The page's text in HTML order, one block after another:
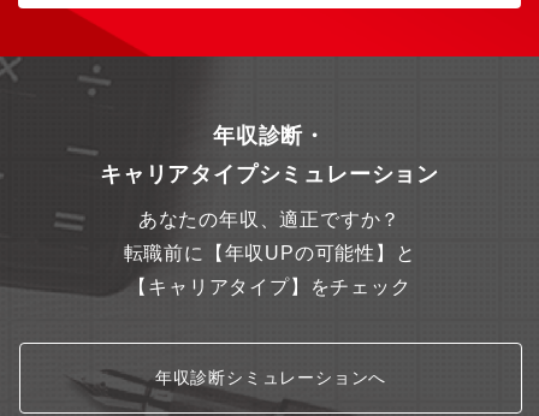
年収診断・
キャリアタイプシミュレーション
あなたの年収、適正ですか？
転職前に【年収UPの可能性】と
【キャリアタイプ】をチェック
年収診断シミュレーションへ